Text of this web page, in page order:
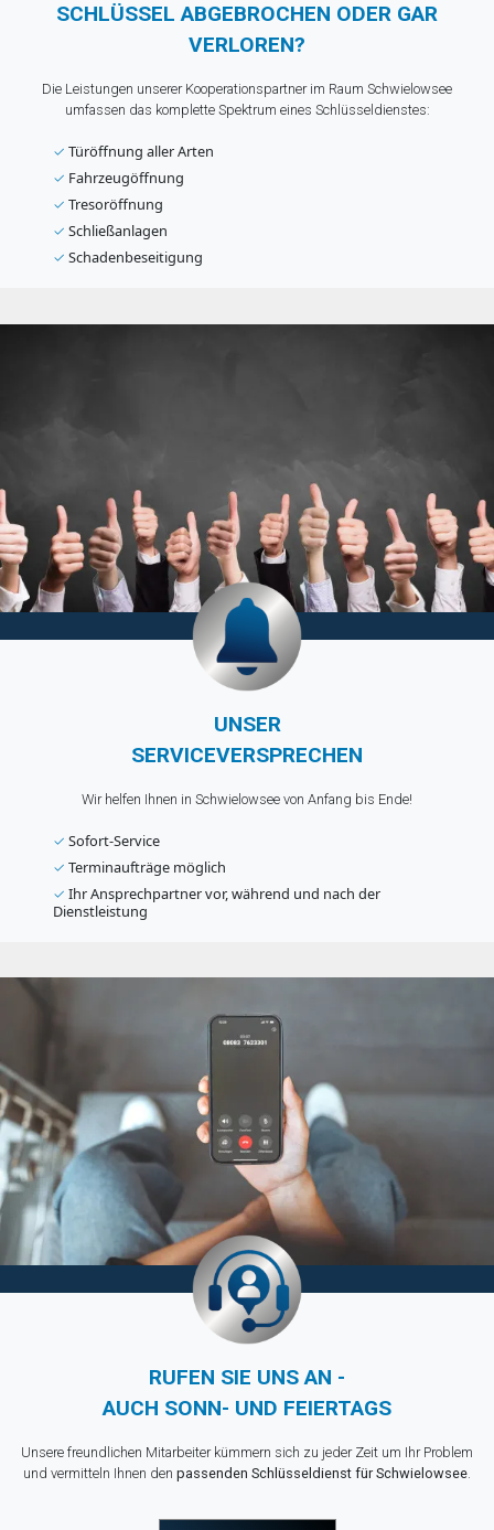
SCHLÜSSEL ABGEBROCHEN ODER GAR
VERLOREN?
Die Leistungen unserer Kooperationspartner im Raum Schwielowsee
umfassen das komplette Spektrum eines Schlüsseldienstes:
✓ Türöffnung aller Arten
✓ Fahrzeugöffnung
✓ Tresoröffnung
✓ Schließanlagen
✓ Schadenbeseitigung
UNSER
SERVICEVERSPRECHEN
Wir helfen Ihnen in Schwielowsee von Anfang bis Ende!
✓ Sofort-Service
✓ Terminaufträge möglich
✓ Ihr Ansprechpartner vor, während und nach der
Dienstleistung
RUFEN SIE UNS AN -
AUCH SONN- UND FEIERTAGS
Unsere freundlichen Mitarbeiter kümmern sich zu jeder Zeit um Ihr Problem
und vermitteln Ihnen den passenden Schlüsseldienst für Schwielowsee.